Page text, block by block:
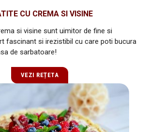
CU CREMA SI VISINE
si visine sunt uimitor de fine si
fascinant si irezistibil cu care poti bucura
de sarbatoare!
VEZI REȚETA